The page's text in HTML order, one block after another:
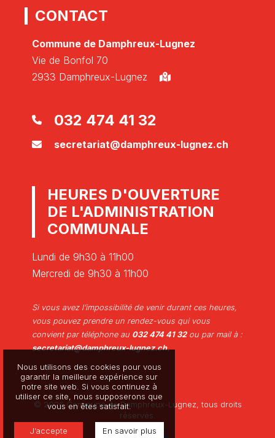
CONTACT
Commune de Damphreux-Lugnez
Vie de Bonfol 70
2933 Damphreux-Lugnez
032 474 41 32
secretariat@damphreux-lugnez.ch
HEURES D'OUVERTURE
DE L'ADMINISTRATION
COMMUNALE
Lundi de 9h30 à 11h00
Mercredi de 9h30 à 11h00
Si vous avez l’impossibilité de venir durant ces heures,
vous pouvez prendre un rendez-vous qui vous
convient par téléphone au 032 474 41 32ou par mail à :
secretariat@damphreux-lugnez.ch.
© 2026 Commune de Damphreux-Lugnez, tous droits
réservés.
Nous utilisons des cookies pour vous
garantir la meilleure expérience sur
notre site web. Si vous continuez à
utiliser ce site, nous supposerons que
vous en êtes satisfait.
En savoir plus
J’accepte